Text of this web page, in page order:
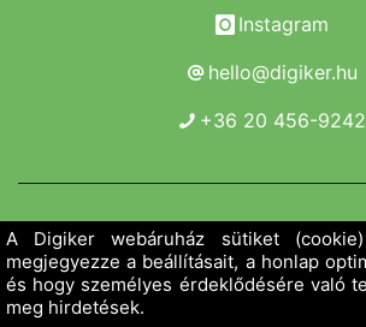
Instagram
hello@digiker.hu
+36 20 456-9242